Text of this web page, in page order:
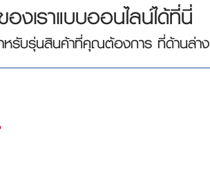
งเราแบบออนไลน์ได้ที่นี่
หรับรุ่นสินค้าที่คุณต้องการ ที่ด้านล่าง